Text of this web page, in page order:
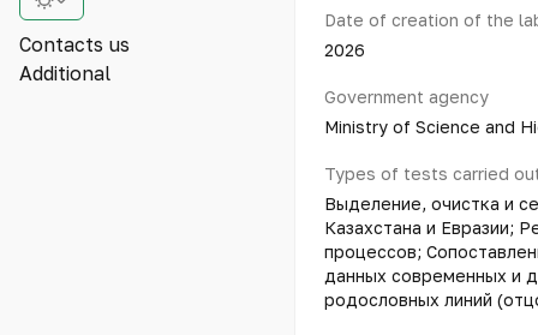
Contacts us
Additional
Date of creation of the
2026
Government agency
Ministry of Science and
Types of tests carried
Выделение, очистка и
Казахстана и Евразии;
процессов;
данных современных и
родословных линий